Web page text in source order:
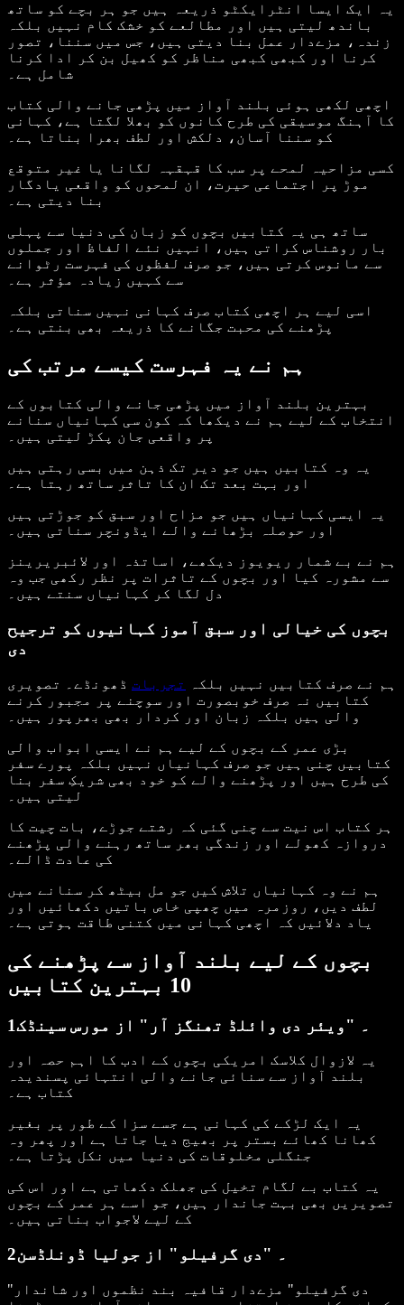
یہ ایک ایسا انٹرایکٹو ذریعہ ہیں جو ہر بچے کو ساتھ
باندھ لیتی ہیں اور مطالعے کو خشک کام نہیں بلکہ
زندہ، مزےدار عمل بنا دیتی ہیں، جس میں سننا، تصور
کرنا اور کبھی کبھی مناظر کو کھیل بن کر ادا کرنا
شامل ہے۔
اچھی لکھی ہوئی بلند آواز میں پڑھی جانے والی کتاب
کا آہنگ موسیقی کی طرح کانوں کو بھلا لگتا ہے، کہانی
کو سننا آسان، دلکش اور لطف بھرا بناتا ہے۔
کسی مزاحیہ لمحے پر سب کا قہقہہ لگانا یا غیر متوقع
موڑ پر اجتماعی حیرت، ان لمحوں کو واقعی یادگار
بنا دیتی ہے۔
ساتھ ہی یہ کتابیں بچوں کو زبان کی دنیا سے پہلی
بار روشناس کراتی ہیں، انہیں نئے الفاظ اور جملوں
سے مانوس کرتی ہیں، جو صرف لفظوں کی فہرست رٹوانے
سے کہیں زیادہ مؤثر ہے۔
اسی لیے ہر اچھی کتاب صرف کہانی نہیں سناتی بلکہ
پڑھنے کی محبت جگانے کا ذریعہ بھی بنتی ہے۔
ہم نے یہ فہرست کیسے مرتب کی
بہترین بلند آواز میں پڑھی جانے والی کتابوں کے
انتخاب کے لیے ہم نے دیکھا کہ کون سی کہانیاں سنانے
یہ وہ کتابیں ہیں جو دیر تک ذہن میں بسی رہتی ہیں
اور بہت بعد تک ان کا تاثر ساتھ رہتا ہے۔
یہ ایسی کہانیاں ہیں جو مزاح اور سبق کو جوڑتی ہیں
اور حوصلہ بڑھانے والے ایڈونچر سناتی ہیں۔
ہم نے بے شمار ریویوز دیکھے، اساتذہ اور لائبریرینز
سے مشورہ کیا اور بچوں کے تاثرات پر نظر رکھی جب وہ
دل لگا کر کہانیاں سنتے ہیں۔
بچوں کی خیالی اور سبق آموز کہانیوں کو ترجیح
دی
ہم نے صرف کتابیں نہیں بلکہ تجربات ڈھونڈے۔ تصویری
کتابیں نہ صرف خوبصورت اور سوچنے پر مجبور کرنے
والی ہیں بلکہ زبان اور کردار بھی بھرپور ہیں۔
بڑی عمر کے بچوں کے لیے ہم نے ایسی ابواب والی
کتابیں چنی ہیں جو صرف کہانیاں نہیں بلکہ پورے سفر
کی طرح ہیں اور پڑھنے والے کو خود بھی شریکِ سفر بنا
لیتی ہیں۔
ہر کتاب اس نیت سے چنی گئی کہ رشتے جوڑے، بات چیت کا
دروازہ کھولے اور زندگی بھر ساتھ رہنے والی پڑھنے
ہم نے وہ کہانیاں تلاش کیں جو مل بیٹھ کر سنانے میں
لطف دیں، روزمرہ میں چھپی خاص باتیں دکھائیں اور
یاد دلائیں کہ اچھی کہانی میں کتنی طاقت ہوتی ہے۔
بچوں کے لیے بلند آواز سے پڑھنے کی
10 بہترین کتابیں
1۔ "ویئر دی وائلڈ تھنگز آر" از مورس سینڈک
یہ لازوال کلاسک امریکی بچوں کے ادب کا اہم حصہ اور
بلند آواز سے سنائی جانے والی انتہائی پسندیدہ
یہ ایک لڑکے کی کہانی ہے جسے سزا کے طور پر بغیر
کھانا کھائے بستر پر بھیج دیا جاتا ہے اور پھر وہ
جنگلی مخلوقات کی دنیا میں نکل پڑتا ہے۔
یہ کتاب بے لگام تخیل کی جھلک دکھاتی ہے اور اس کی
تصویریں بھی بہت جاندار ہیں، جو اسے ہر عمر کے بچوں
کے لیے لاجواب بناتی ہیں۔
2۔ "دی گرفیلو" از جولیا ڈونلڈسن
"دی گرفیلو" مزےدار قافیہ بند نظموں اور شاندار